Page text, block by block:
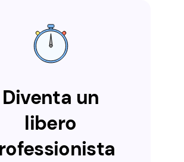
Diventa un
libero